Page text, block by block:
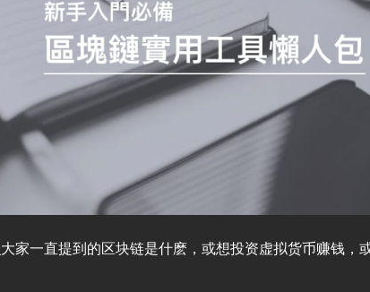
家一直提到的区块链是什麽，或想投资虚拟货币赚钱，